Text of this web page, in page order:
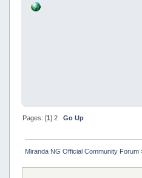
Pages: [1 ] 2 Go Up
Miranda NG Official Community Forum